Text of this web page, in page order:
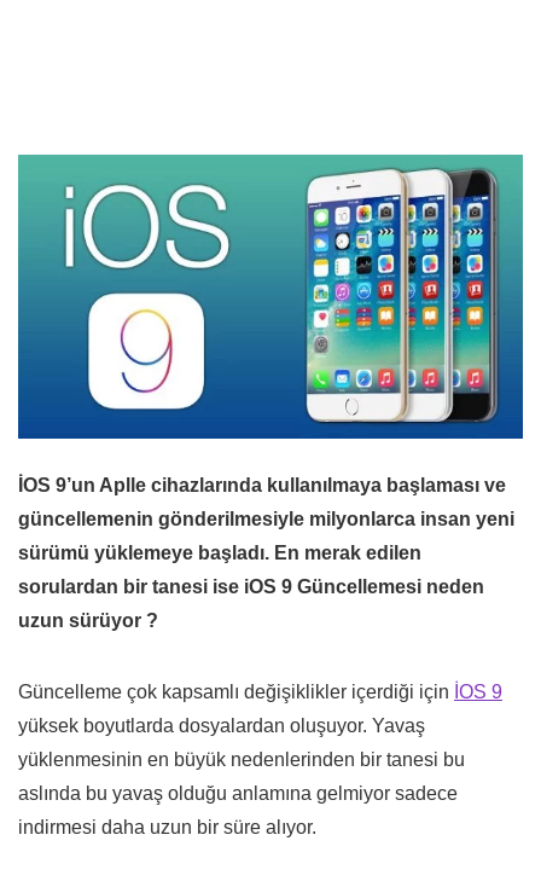
İOS 9’un Aplle cihazlarında kullanılmaya başlaması ve
güncellemenin gönderilmesiyle milyonlarca insan yeni
sürümü yüklemeye başladı. En merak edilen
sorulardan bir tanesi ise iOS 9 Güncellemesi neden
uzun sürüyor ?
Güncelleme çok kapsamlı değişiklikler içerdiği için İOS 9
yüksek boyutlarda dosyalardan oluşuyor. Yavaş
yüklenmesinin en büyük nedenlerinden bir tanesi bu
aslında bu yavaş olduğu anlamına gelmiyor sadece
indirmesi daha uzun bir süre alıyor.